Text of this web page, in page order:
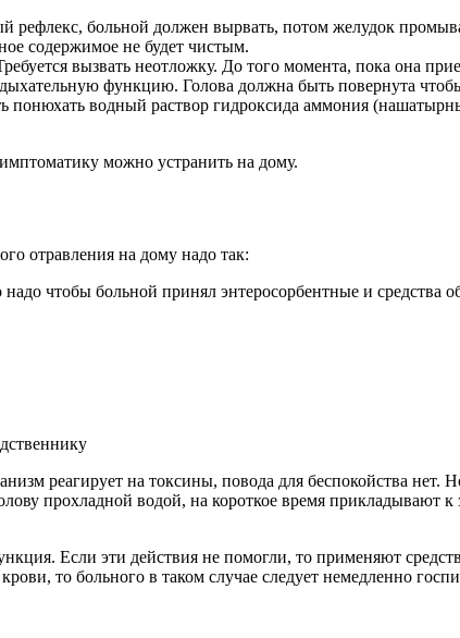
рефлекс, больной должен вырвать, потом желудок
содержимое не будет чистым.
вызвать неотложку. До того момента, пока она
функцию. Голова должна быть повернута
водный раствор гидроксида аммония
можно устранить на дому.
отравления на дому надо так:
чтобы больной принял энтеросорбентные и средства
реагирует на токсины, повода для беспокойства
прохладной водой, на короткое время прикладывают
Если эти действия не помогли, то применяют
то больного в таком случае следует немедленно